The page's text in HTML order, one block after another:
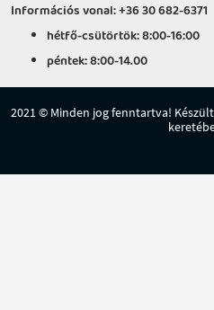
Információs vonal: +36 30 682-6371
hétfő-csütörtök: 8:00-16:00
péntek: 8:00-14.00
2021 © Minden jog fenntartva! Készült